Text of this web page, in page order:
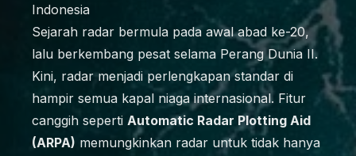
Indonesia
Sejarah radar bermula pada awal abad ke-20,
lalu berkembang pesat selama Perang Dunia II.
Kini, radar menjadi perlengkapan standar di
hampir semua kapal niaga internasional. Fitur
canggih seperti Automatic Radar Plotting Aid
(ARPA) memungkinkan radar untuk tidak hanya